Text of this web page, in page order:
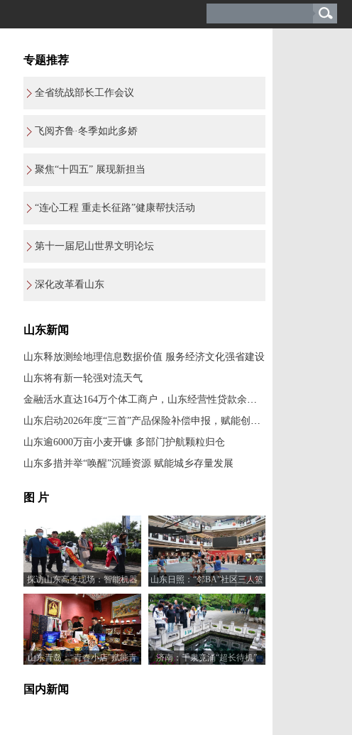
专题推荐
全省统战部长工作会议
飞阅齐鲁·冬季如此多娇
聚焦“十四五” 展现新担当
“连心工程 重走长征路”健康帮扶活动
第十一届尼山世界文明论坛
深化改革看山东
山东新闻
山东释放测绘地理信息数据价值 服务经济文化强省建设
山东将有新一轮强对流天气
金融活水直达164万个体工商户，山东经营性贷款余额近6474亿元
山东启动2026年度“三首”产品保险补偿申报，赋能创新产品推广应用
山东逾6000万亩小麦开镰 多部门护航颗粒归仓
山东多措并举“唤醒”沉睡资源 赋能城乡存量发展
图 片
探访山东高考现场：智能机器
人“趣味护考”
山东日照：“邻BA”社区三人篮
球赛火热开打
山东青岛：“青春小店”赋能青
济南：千泉竞涌“超长待机”
国内新闻